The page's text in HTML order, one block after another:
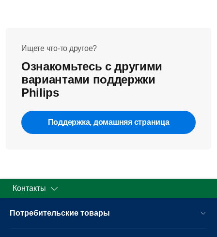
Ищете что-то другое?
Ознакомьтесь с другими
вариантами поддержки
Philips
Поддержка, домашняя страница
Контакты
Потребительские товары